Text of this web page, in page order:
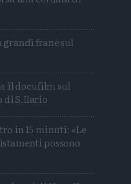
frane sul
di S.Ilario
in 15 minuti: «Le
possono